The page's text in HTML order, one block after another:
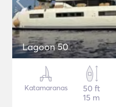
Lagoon 50
Katamaranas
50 ft
15 m